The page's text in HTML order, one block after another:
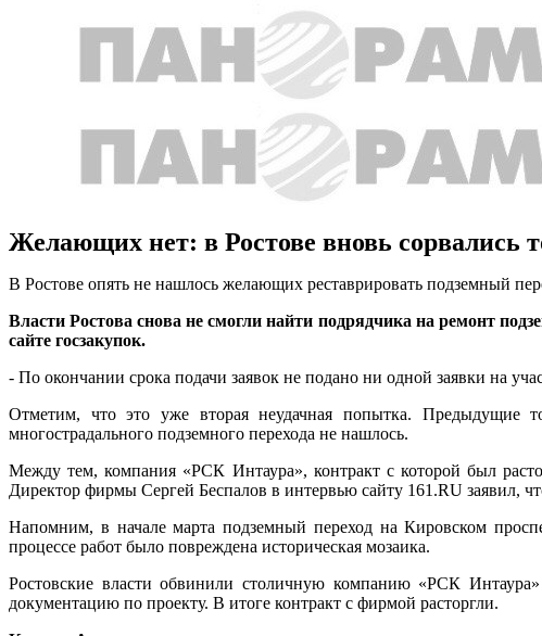
Желающих нет: в Ростове вновь сорвались
В Ростове опять не нашлось желающих реставрировать подземный
Власти Ростова снова не смогли найти подрядчика на ремонт
сайте госзакупок.
- По окончании срока подачи заявок не подано ни одной заявки на
Отметим, что это уже вторая неудачная попытка.
многострадального подземного перехода не нашлось.
Между тем, компания «РСК Интаура», контракт с которой был
Директор фирмы Сергей Беспалов в интервью сайту 161.RU заявил,
Напомним, в начале марта подземный переход на Кировском
процессе работ было повреждена историческая мозаика.
Ростовские власти обвинили столичную компанию «РСК
документацию по проекту. В итоге контракт с фирмой расторгли.